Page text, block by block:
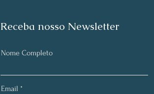
Receba nosso Newsletter
Nome Completo
Email